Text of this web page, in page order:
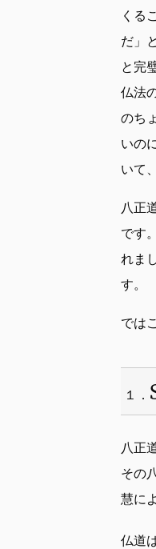
くる
だ」
と完
仏法
のち
いの
いて
八正
です
れま
す。
では
１．
八正
その
慧に
仏道